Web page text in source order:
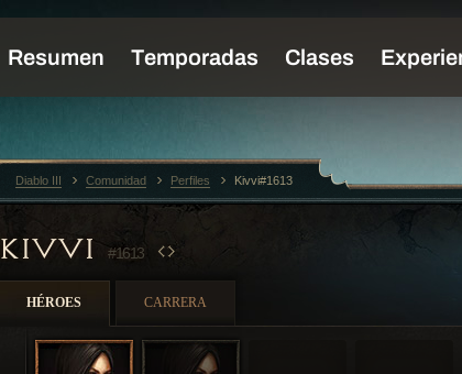
KIVVI #1613
HÉROES CARRERA
Diablo III Comunidad Perfiles Kivvi#1613